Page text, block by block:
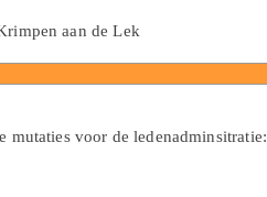
aan de Lek
mutaties voor de ledenadminsitratie: